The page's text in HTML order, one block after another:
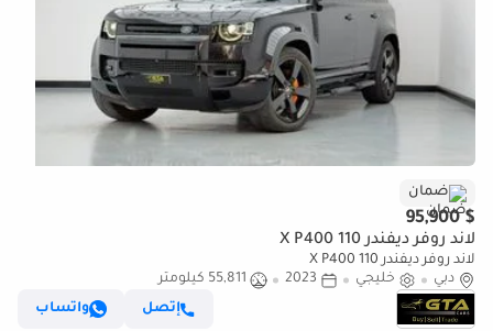
ضمان
$ 95,900
لاند روفر ديفندر 110 X P400
لاند روفر ديفندر 110 X P400
دبي
خليجي 2023
55,811 كيلومتر
إتصل
واتساب